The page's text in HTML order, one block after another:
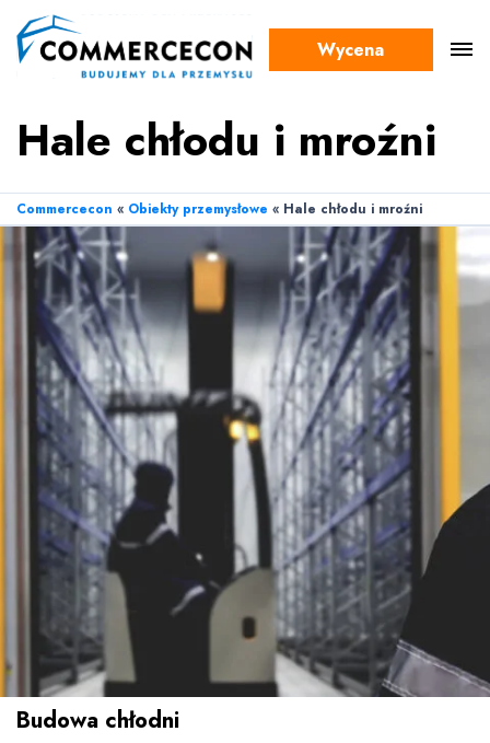
Wycena
Hale chłodu i mroźni
Commercecon « Obiekty przemysłowe « Hale chłodu i mroźni
Budowa chłodni